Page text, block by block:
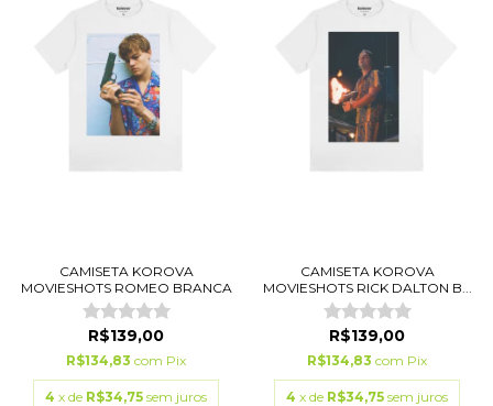
CAMISETA KOROVA
MOVIESHOTS ROMEO BRANCA
R$139,00
R$134,83 com Pix
4 x de R$34,75 sem juros
CAMISETA KOROVA
MOVIESHOTS RICK DALTON B...
R$139,00
R$134,83 com Pix
4 x de R$34,75 sem juros